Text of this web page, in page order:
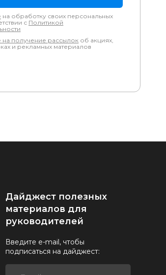
на обработку своих персональных
с Политикой
на получение рассылок об акциях,
и рекламных материалов
Дайджест полезных
материалов для
руководителей
Введите e-mail, чтобы
подписаться на дайджест: